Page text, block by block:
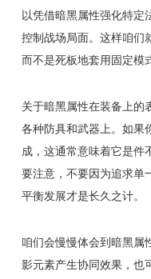
以凭借暗黑属性强化特定
控制战场局面。这样咱们
而不是死板地套用固定模
关于暗黑属性在装备上的
各种防具和武器上。如果
成，这通常意味着它是件
要注意，不要因为追求单
平衡发展才是长久之计。
咱们会慢慢体会到暗黑属
影元素产生协同效果，也